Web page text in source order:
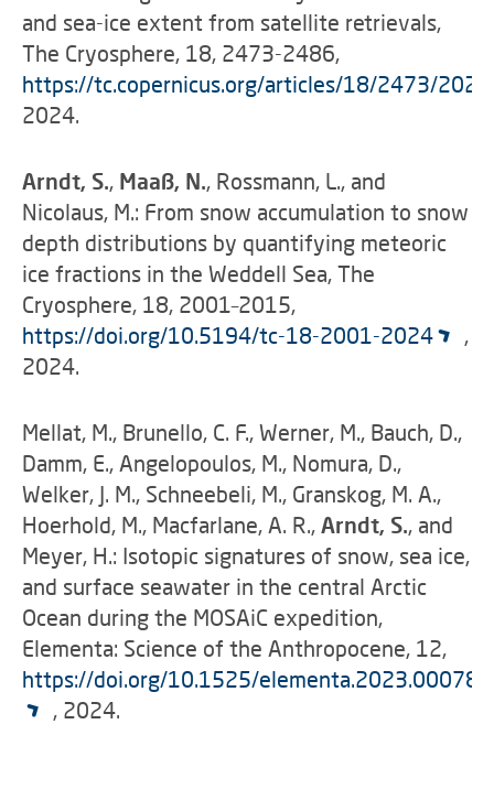
and sea-ice extent from satellite retrievals,
The Cryosphere, 18, 2473-2486,
https://tc.copernicus.org/articles/18/2473/
2024.
Arndt, S., Maaß, N., Rossmann, L., and
Nicolaus, M.: From snow accumulation to snow
depth distributions by quantifying meteoric
ice fractions in the Weddell Sea, The
Cryosphere, 18, 2001–2015,
https://doi.org/10.5194/tc-18-2001-2024
,
2024.
Mellat, M., Brunello, C. F., Werner, M., Bauch, D.,
Damm, E., Angelopoulos, M., Nomura, D.,
Welker, J. M., Schneebeli, M., Granskog, M. A.,
Hoerhold, M., Macfarlane, A. R., Arndt, S., and
Meyer, H.: Isotopic signatures of snow, sea ice,
and surface seawater in the central Arctic
Ocean during the MOSAiC expedition,
Elementa: Science of the Anthropocene, 12,
https://doi.org/10.1525/elementa.2023.00078
, 2024.